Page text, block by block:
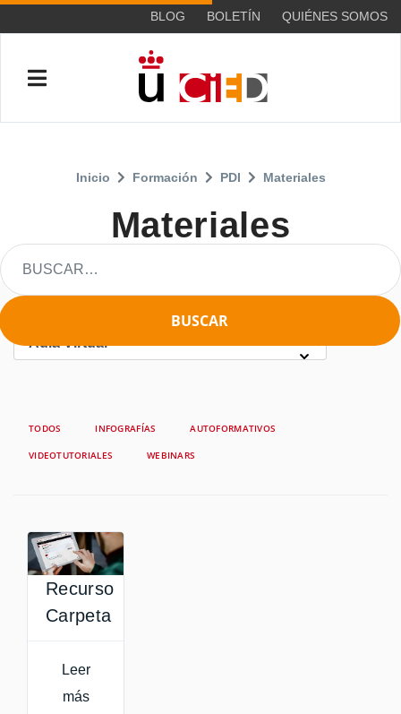
BLOG BOLETÍN QUIÉNES SOMOS
Materiales
Inicio Formación PDI Materiales
BUSCAR
TODOS INFOGRAFÍAS AUTOFORMATIVOS
VIDEOTUTORIALES WEBINARS
Recurso
Carpeta
Leer
más